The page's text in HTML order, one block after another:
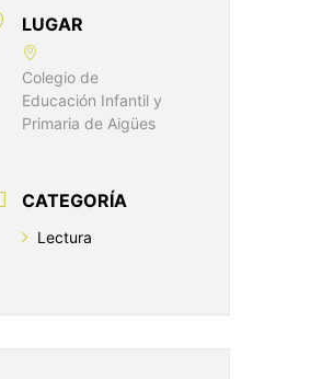
LUGAR
Colegio de
Educación Infantil y
Primaria de Aigües
CATEGORÍA
Lectura